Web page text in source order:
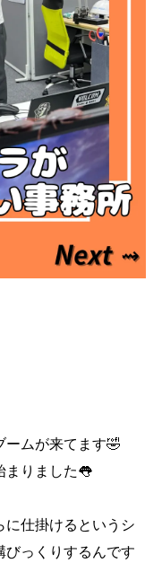
ムが来てます🤣
まりました👅
に仕掛けるというシ
びっくりするんです